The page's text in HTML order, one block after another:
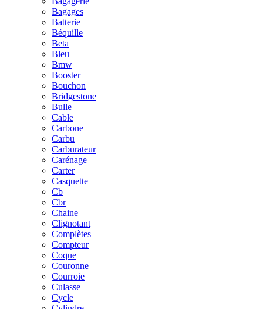
Bagages
Batterie
Béquille
Beta
Bleu
Bmw
Booster
Bouchon
Bridgestone
Bulle
Cable
Carbone
Carbu
Carburateur
Carénage
Carter
Casquette
Cb
Cbr
Chaine
Clignotant
Complètes
Compteur
Coque
Couronne
Courroie
Culasse
Cycle